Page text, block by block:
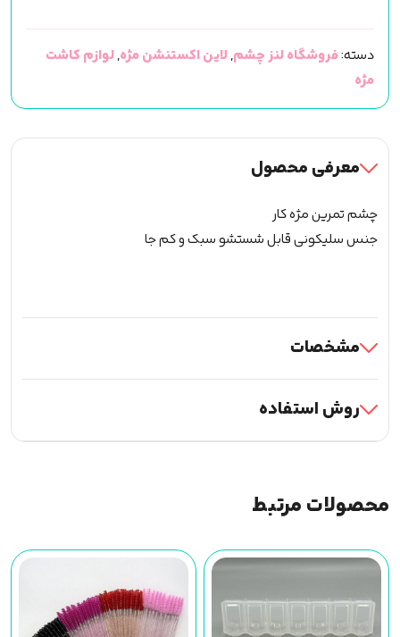
مژه
کار
و
تست
لنز
عدد
دسته:فروشگاه لنز چشم, لاین اکستنشن مژه,لوازم کاشت
مژه
معرفی محصول
چشم تمرین مژه کار
جنس سلیکونی قابل شستشو سبک و کم جا
مشخصات
روش استفاده
محصولات مرتبط